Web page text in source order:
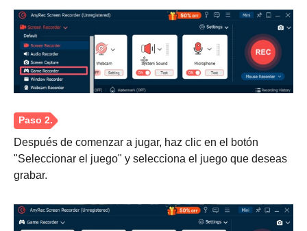
Después de comenzar a jugar, haz clic en el botón
"Seleccionar el juego" y selecciona el juego que deseas
grabar.